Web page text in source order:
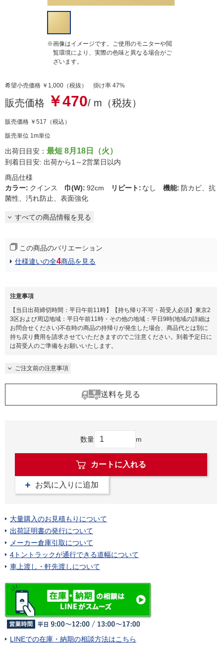
※画像はイメージです。ご使用のモニターや閲
覧環境により、実際の色味と異なる場合がご
ざいます。
希望小売価格 ￥1,000（税抜） 掛け率 47%
販売価格 ￥470/ m（税抜）
販売価格 ￥517 （税込）
販売単位 1m単位
出荷日目安： 最短 8月18日（火）
到着日目安: 出荷から1～2営業日以内
商品仕様
カラー: クインス 巾(W): 92cm リピート: なし機能: 防カビ、抗
菌性、汚れ防止、表面強化
すべての商品情報を見る
この商品のバリエーション
仕様違いの全4商品を見る
注意事項
【当日出荷締切時間：平日午前11時】【持ち帰り不可・荷受人必須】東京2
3区および周辺地域：平日午前11時・その他の地域：平日9時(地域の詳細は
お問合せください)不在時の商品の持帰りが発生した場合、商品代とは別に
持ち戻り費用を請求させていただきますのでご注意ください。到着予定日に
は荷受人のご準備をお願いいたします。​
ご注文前の注意事項
送料を見る
数量 m
カートに入れる
お気に入りに追加
大量購入のお見積もりについて
出荷証明書の発行について
メーカー倉庫引取について
4トントラックが通行できる道幅について
車上渡し・軒先渡しについて
LINEでの在庫・納期の相談方法はこちら